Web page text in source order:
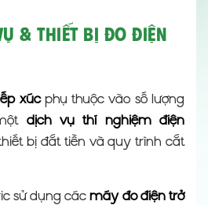
& Thiết Bị Đo Điện
xúcphụ thuộc vào số lượng
dịch vụ thí nghiệm điện
bị đắt tiền và quy trình cắt
sử dụng cácmáy đo điện trở